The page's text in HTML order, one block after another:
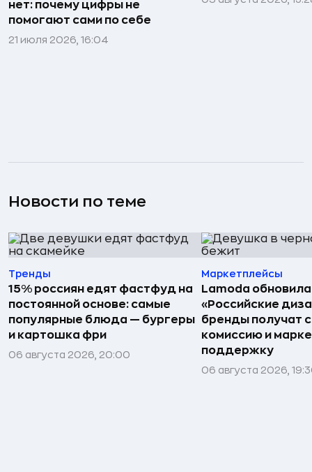
нет: почему цифры не
помогают сами по себе
21 июля 2026, 16:04
Новости по теме
Тренды
15% россиян едят фастфуд на
постоянной основе: самые
популярные блюда — бургеры
и картошка фри
06 августа 2026, 20:00
Маркетплейсы
Lamoda
«Российские
бренды получат
комиссию и
поддержку
06 августа 2026,